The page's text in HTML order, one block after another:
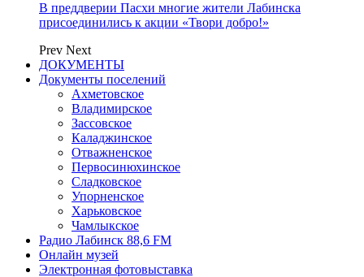
В преддверии Пасхи многие жители Лабинска
присоединились к акции «Твори добро!»
Prev Next
ДОКУМЕНТЫ
Документы поселений
Ахметовское
Владимирское
Зассовское
Каладжинское
Отважненское
Первосинюхинское
Сладковское
Упорненское
Харьковское
Чамлыкское
Радио Лабинск 88,6 FM
Онлайн музей
Электронная фотовыставка